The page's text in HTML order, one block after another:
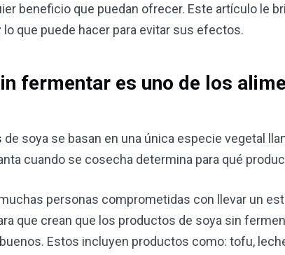
beneficio que puedan ofrecer. Este artículo le
que puede hacer para evitar sus efectos.
fermentar es uno de los
soya se basan en una única especie vegetal
cuando se cosecha determina para qué
personas comprometidas con llevar un
que crean que los productos de soya sin
Estos incluyen productos como: tofu,
mi
El